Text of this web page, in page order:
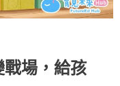
戰場，給孩